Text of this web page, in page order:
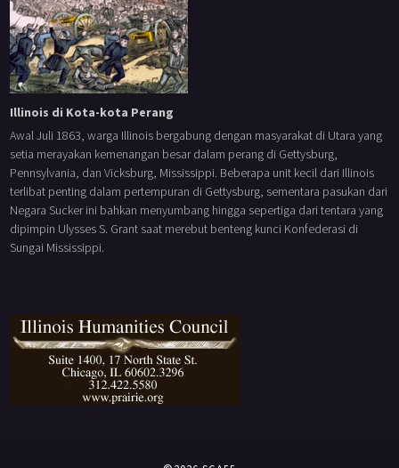
Illinois di Kota-kota Perang
Awal Juli 1863, warga Illinois bergabung dengan masyarakat di Utara yang
setia merayakan kemenangan besar dalam perang di Gettysburg,
Pennsylvania, dan Vicksburg, Mississippi. Beberapa unit kecil dari Illinois
terlibat penting dalam pertempuran di Gettysburg, sementara pasukan dari
Negara Sucker ini bahkan menyumbang hingga sepertiga dari tentara yang
dipimpin Ulysses S. Grant saat merebut benteng kunci Konfederasi di
Sungai Mississippi.